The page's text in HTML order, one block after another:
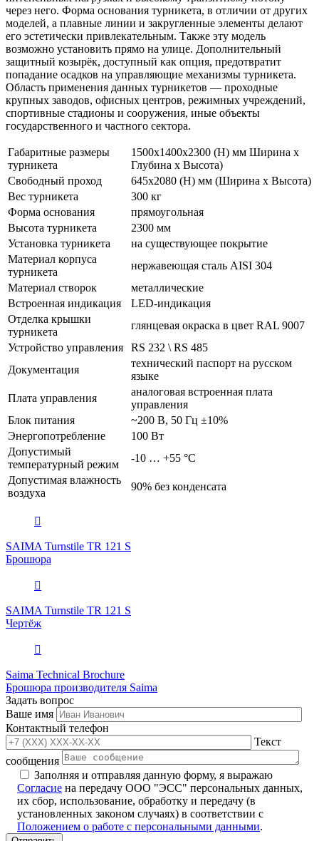
через него. Форма основания турникета, в отличии от других
моделей, а плавные линии и закругленные элементы делают
его эстетически привлекательным. Также эту модель
возможно установить прямо на улице. Дополнительный
защитный козырёк, доступный как опция, предотвратит
попадание осадков на управляющие механизмы турникета.
Область применения данных турникетов — проходные
крупных заводов, офисных центров, режимных учреждений,
спортивные стадионы и сооружения, иные объекты
государственного и частного сектора.
Габаритные размеры
турникета
1500х1400х2300 (Н) мм Ширина х
Глубина х Высота)
Свободный проход
645х2080 (Н) мм (Ширина х Высота)
Вес турникета
300 кг
Форма основания
прямоугольная
Высота турникета
2300 мм
Установка турникета
на существующее покрытие
Материал корпуса
турникета
нержавеющая сталь AISI 304
Материал створок
металлические
Встроенная индикация
LED-индикация
Отделка крышки
турникета
глянцевая окраска в цвет RAL 9007
Устройство управления
RS 232 \ RS 485
Документация
технический паспорт на русском
языке
Плата управления
аналоговая встроенная плата
управления
Блок питания
~200 В, 50 Гц ±10%
Энергопотребление
100 Вт
Допустимый
температурный режим
-10 … +55 °C
Допустимая влажность
воздуха
90% без конденсата
SAIMA Turnstile TR 121 S
Брошюра
SAIMA Turnstile TR 121 S
Чертёж
Saima Technical Brochure
Брошюра производителя Saima
Задать вопрос
Ваше имя
Контактный телефон
Текст
сообщения
Заполняя и отправляя данную форму, я выражаю
Согласие на передачу ООО "ЭСС" персональных данных,
их сбор, использование, обработку и передачу (в
установленных законом случаях) в соответствии с
Положением о работе с персональными данными.